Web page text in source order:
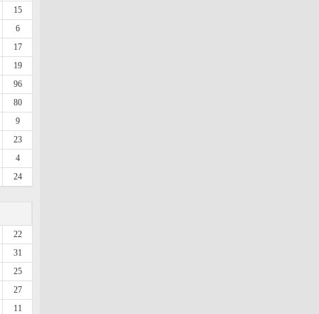
15
6
17
19
96
80
9
23
4
24
22
31
25
27
11